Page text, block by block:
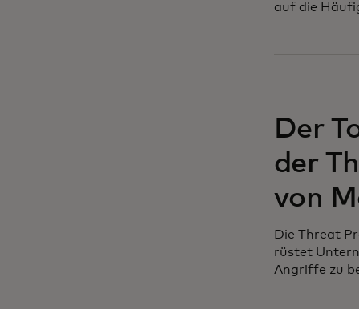
auf die
Der
der
von
Die Threat
rüstet
Angriffe zu